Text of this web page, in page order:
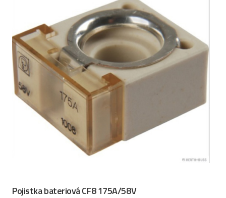
Pojistka bateriová CF8 175A/58V